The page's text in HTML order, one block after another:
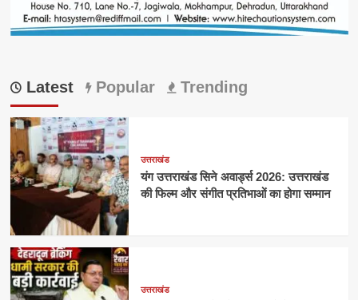
Latest Popular Trending
उत्तराखंड
यंग उत्तराखंड सिने अवार्ड्स 2026: उत्तराखंड
की फिल्म और संगीत प्रतिभाओं का होगा सम्मान
उत्तराखंड